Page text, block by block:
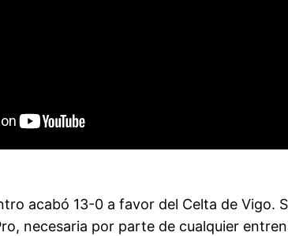
acabó 13-0 a favor del Celta de Vigo.
necesaria por parte de cualquier